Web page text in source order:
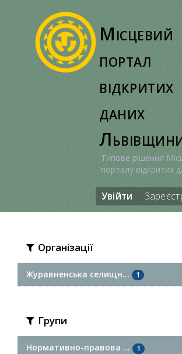
Місцевий
портал
відкритих
даних
Типове рішення
порталу відкритих
Увійти
Організації
Журавненська селищн... 1
Групи
Нормативно-правова ... 1